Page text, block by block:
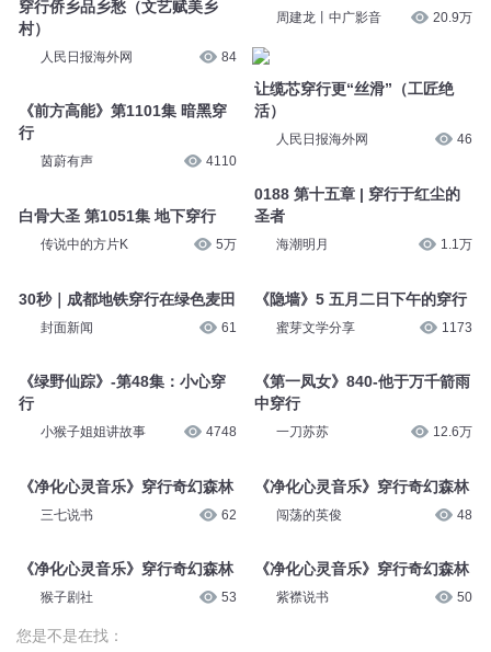
穿行侨乡品乡愁（文艺赋美乡
村）
人民日报海外网 84
《前方高能》第1101集 暗黑穿
行
茵蔚有声 4110
白骨大圣 第1051集 地下穿行
传说中的方片K 5万
30秒｜成都地铁穿行在绿色麦田
封面新闻 61
《绿野仙踪》-第48集：小心穿
行
小猴子姐姐讲故事 4748
《净化心灵音乐》穿行奇幻森林
三七说书 62
《净化心灵音乐》穿行奇幻森林
猴子剧社 53
周建龙丨中广影音 20.9万
让缆芯穿行更“丝滑”（工匠绝
活）
人民日报海外网 46
0188 第十五章 | 穿行于红尘的
圣者
海潮明月 1.1万
《隐墙》5 五月二日下午的穿行
蜜芽文学分享 1173
《第一凤女》840-他于万千箭雨
中穿行
一刀苏苏 12.6万
《净化心灵音乐》穿行奇幻森林
闯荡的英俊 48
《净化心灵音乐》穿行奇幻森林
紫襟说书 50
您是不是在找：